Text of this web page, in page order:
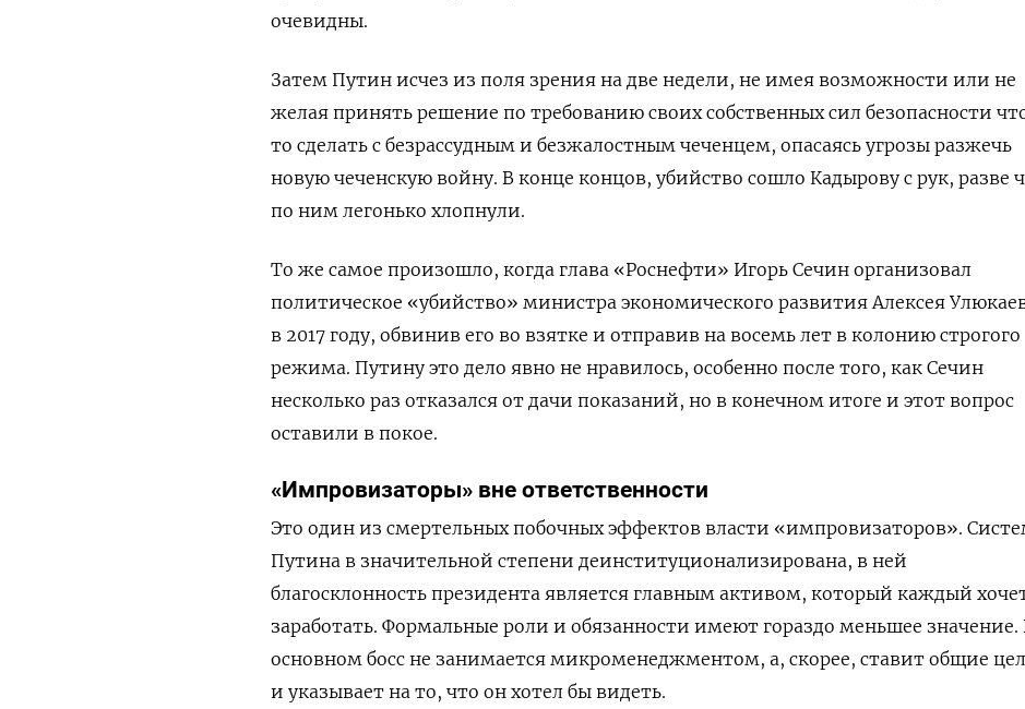
очевидны.
Затем Путин исчез из поля зрения на две недели, не имея возможности или не
желая принять решение по требованию своих собственных сил безопасности
то сделать с безрассудным и безжалостным чеченцем, опасаясь угрозы разжечь
новую чеченскую войну. В конце концов, убийство сошло Кадырову с рук, разве
по ним легонько хлопнули.
То же самое произошло, когда глава «Роснефти» Игорь Сечин организовал
политическое «убийство» министра экономического развития Алексея
в 2017 году, обвинив его во взятке и отправив на восемь лет в колонию строгого
режима. Путину это дело явно не нравилось, особенно после того, как Сечин
несколько раз отказался от дачи показаний, но в конечном итоге и этот вопрос
оставили в покое.
«Импровизаторы» вне ответственности
Это один из смертельных побочных эффектов власти «импровизаторов».
Путина в значительной степени деинституционализирована, в ней
благосклонность президента является главным активом, который каждый
заработать. Формальные роли и обязанности имеют гораздо меньшее значение.
основном босс не занимается микроменеджментом, а, скорее, ставит общие
и указывает на то, что он хотел бы видеть.